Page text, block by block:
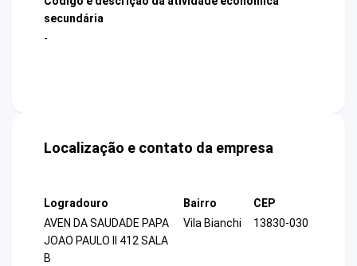
secundária
-
Localização e contato da empresa
Logradouro
AVEN DA SAUDADE PAPA
JOAO PAULO II 412 SALA
B
Bairro
Vila Bianchi
CEP
13830-030